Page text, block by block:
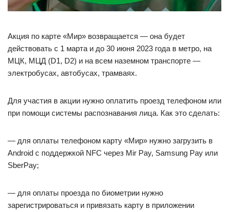
Акция по карте «Мир» возвращается — она будет
действовать с 1 марта и до 30 июня 2023 года в метро, на
МЦК, МЦД (D1, D2) и на всем наземном транспорте —
электробусах, автобусах, трамваях.
Для участия в акции нужно оплатить проезд телефоном или
при помощи системы распознавания лица. Как это сделать:
— для оплаты телефоном карту «Мир» нужно загрузить в
Android с поддержкой NFC через Mir Pay, Samsung Pay или
SberPay;
— для оплаты проезда по биометрии нужно
зарегистрироваться и привязать карту в приложении